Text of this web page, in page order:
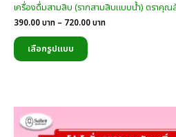
เครื่องดื่มสามสิบ (รากสามสิบแบบน้ำ) ตราคุ
390.00บาท – 720.00บาทPrice
เลือกรูปแบบ